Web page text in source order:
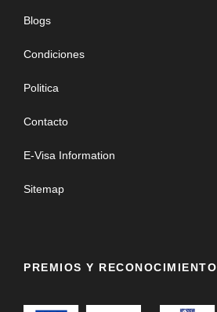
Blogs
Condiciones
Politica
Contacto
E-Visa Information
Sitemap
PREMIOS Y RECONOCIMIENTO